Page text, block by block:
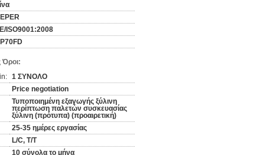
ISO9001:2008
1 ΣΥΝΟΛΟ
Price negotiation
Τυποποιημένη εξαγωγής ξύλινη
περίπτωση παλετών συσκευασίας
ξύλινη (πρότυπα) (προαιρετική)
25-35 ημέρες εργασίας
L/C, T/T
10 σύνολα το μήνα